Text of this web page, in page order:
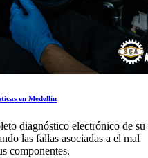
en Medellín
diagnóstico electrónico de su
las fallas asociadas a el mal
componentes.